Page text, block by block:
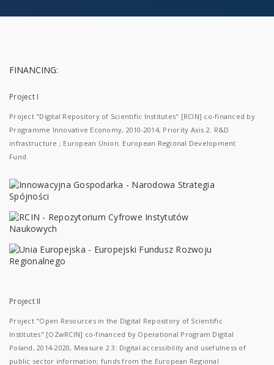
FINANCING:
Project I
Project "Digital Repository of Scientific Institutes" [RCIN] co-financed by
Programme Innovative Economy, 2010-2014, Priority Axis 2. R&D
infrastructure ; European Union. European Regional Development
Fund.
Project II
Project "Open Resources in the Digital Repository of Scientific
Institutes" [OZwRCIN] co-financed by Operational Program Digital
Poland, 2014-2020, Measure 2.3: Digital accessibility and usefulness of
public sector information; funds from the European Regional